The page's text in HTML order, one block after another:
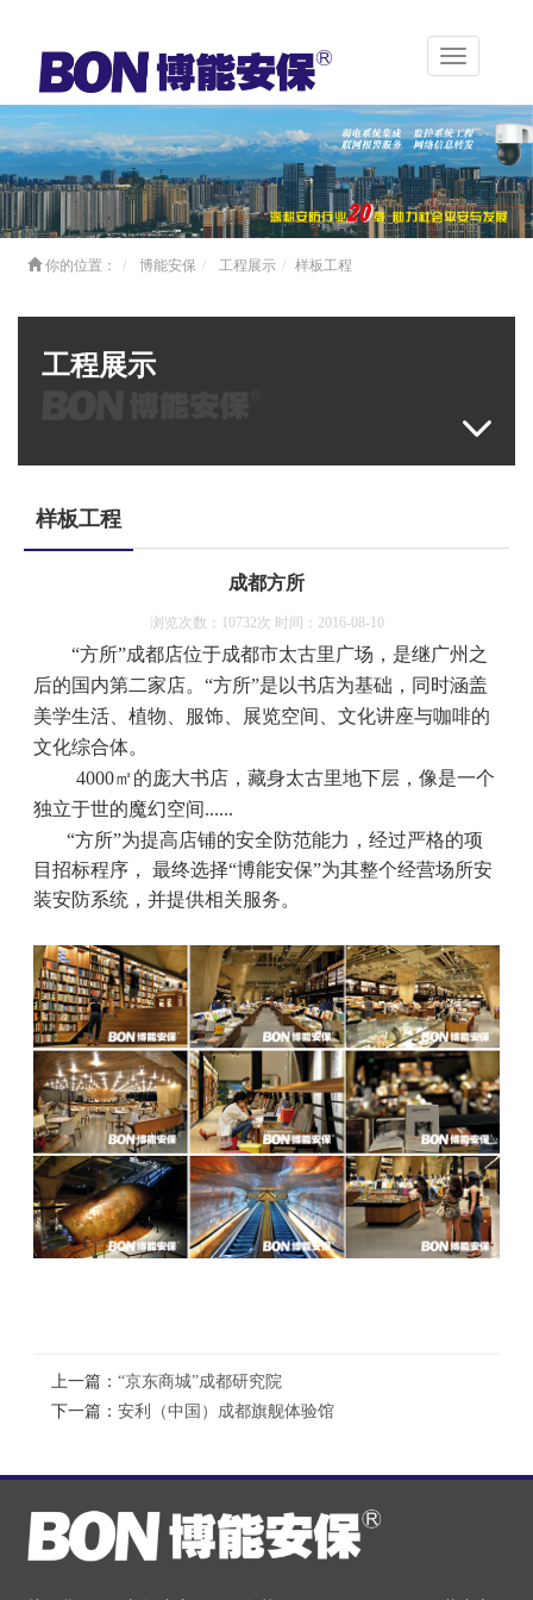
Toggle
你的位置： 博能安保 工程展示 样板工程
工程展示
样板工程
成都方所
浏览次数：10732次 时间：2016-08-10
“方所”成都店位于成都市太古里广场，是继广州之
后的国内第二家店。“方所”是以书店为基础，同时涵盖
美学生活、植物、服饰、展览空间、文化讲座与咖啡的
文化综合体。
4000㎡的庞大书店，藏身太古里地下层，像是一个
独立于世的魔幻空间......
“方所”为提高店铺的安全防范能力，经过严格的项
目招标程序， 最终选择“博能安保”为其整个经营场所安
装安防系统，并提供相关服务。
上一篇： “京东商城”成都研究院
下一篇： 安利（中国）成都旗舰体验馆